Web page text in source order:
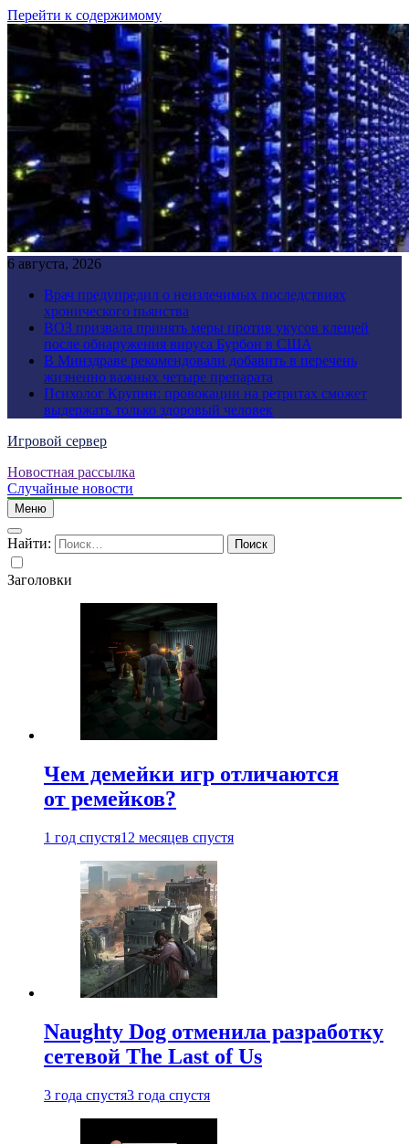
Перейти к содержимому
6 августа, 2026
Врач предупредил о неизлечимых последствиях
хронического пьянства
ВОЗ призвала принять меры против укусов клещей
после обнаружения вируса Бурбон в США
В Минздраве рекомендовали добавить в перечень
жизненно важных четыре препарата
Психолог Крупин: провокации на ретритах сможет
выдержать только здоровый человек
Игровой сервер
Новостная рассылка
Случайные новости
Меню
Найти:
Заголовки
Чем демейки игр отличаются
от ремейков?
1 год спустя12 месяцев спустя
Naughty Dog отменила разработку
сетевой The Last of Us
3 года спустя3 года спустя